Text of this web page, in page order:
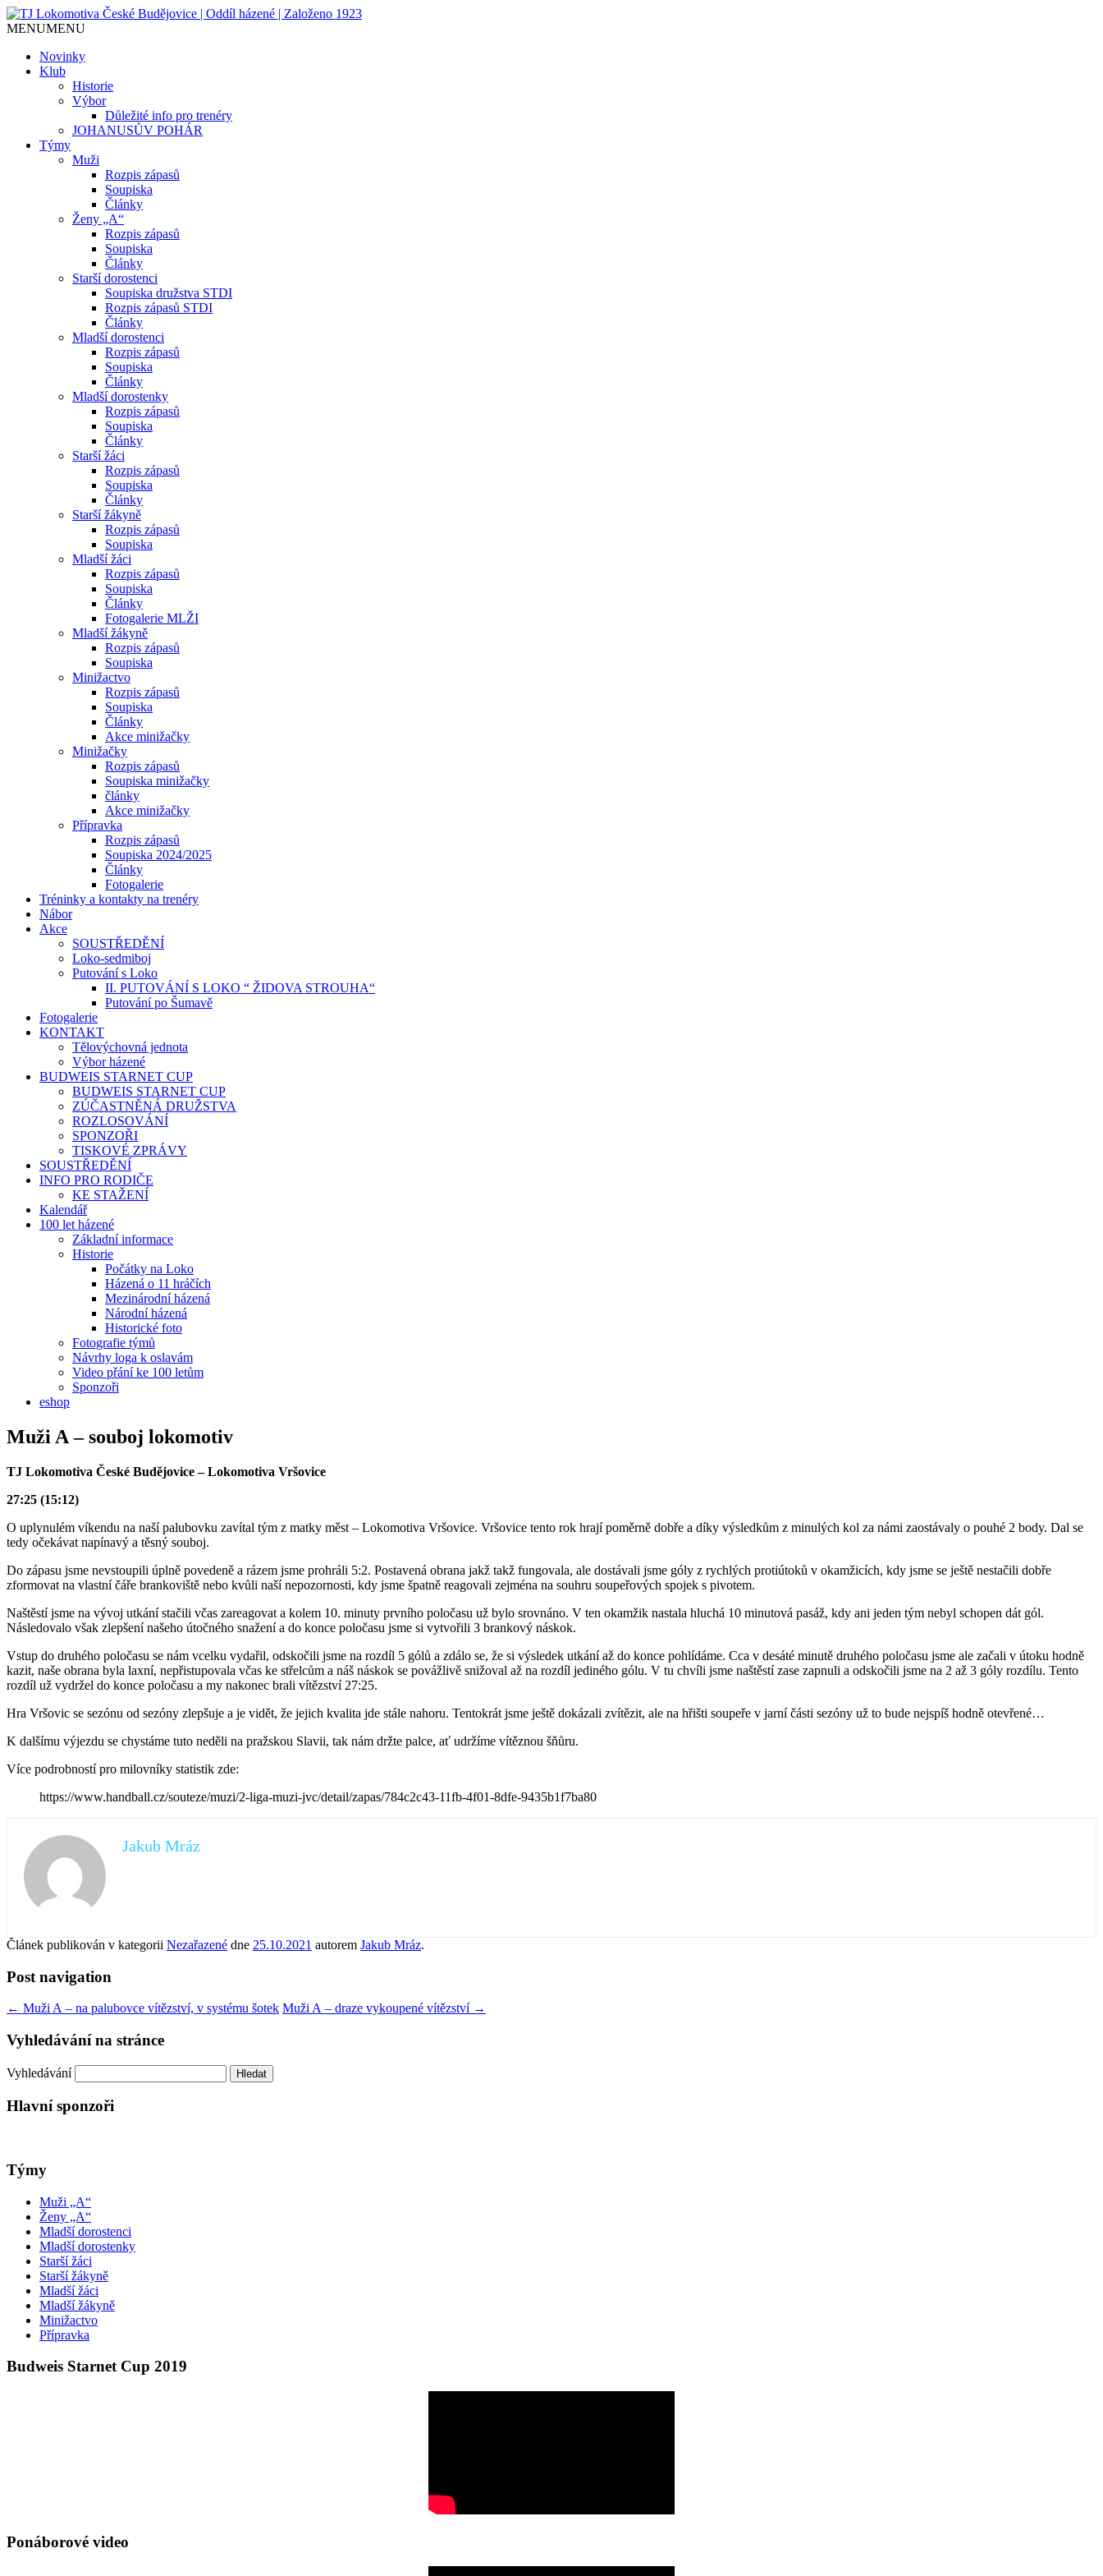
TJ Lokomotiva České Budějovice | Oddíl házené | Založeno 1923
Jediný házenkářský klub v Českých Budějovicích, založen 1923.
MENUMENU
Novinky
Klub
Historie
Výbor
Důležité info pro trenéry
JOHANUSŮV POHÁR
Týmy
Muži
Rozpis zápasů
Soupiska
Články
Ženy „A“
Rozpis zápasů
Soupiska
Články
Starší dorostenci
Soupiska družstva STDI
Rozpis zápasů STDI
Články
Mladší dorostenci
Rozpis zápasů
Soupiska
Články
Mladší dorostenky
Rozpis zápasů
Soupiska
Články
Starší žáci
Rozpis zápasů
Soupiska
Články
Starší žákyně
Rozpis zápasů
Soupiska
Mladší žáci
Rozpis zápasů
Soupiska
Články
Fotogalerie MLŽI
Mladší žákyně
Rozpis zápasů
Soupiska
Minižactvo
Rozpis zápasů
Soupiska
Články
Akce minižačky
Minižačky
Rozpis zápasů
Soupiska minižačky
články
Akce minižačky
Přípravka
Rozpis zápasů
Soupiska 2024/2025
Články
Fotogalerie
Tréninky a kontakty na trenéry
Nábor
Akce
SOUSTŘEDĚNÍ
Loko-sedmiboj
Putování s Loko
II. PUTOVÁNÍ S LOKO “ ŽIDOVA STROUHA“
Putování po Šumavě
Fotogalerie
KONTAKT
Tělovýchovná jednota
Výbor házené
BUDWEIS STARNET CUP
BUDWEIS STARNET CUP
ZÚČASTNĚNÁ DRUŽSTVA
ROZLOSOVÁNÍ
SPONZOŘI
TISKOVÉ ZPRÁVY
SOUSTŘEDĚNÍ
INFO PRO RODIČE
KE STAŽENÍ
Kalendář
100 let házené
Základní informace
Historie
Počátky na Loko
Házená o 11 hráčích
Mezinárodní házená
Národní házená
Historické foto
Fotografie týmů
Návrhy loga k oslavám
Video přání ke 100 letům
Sponzoři
eshop
Muži A – souboj lokomotiv
TJ Lokomotiva České Budějovice – Lokomotiva Vršovice
27:25 (15:12)
O uplynulém víkendu na naší palubovku zavítal tým z matky měst – Lokomotiva Vršovice. Vršovice tento rok hrají poměrně dobře a díky výsledkům z minulých kol za námi zaostávaly o pouhé 2 body. Dal se
tedy očekávat napínavý a těsný souboj.
Do zápasu jsme nevstoupili úplně povedeně a rázem jsme prohráli 5:2. Postavená obrana jakž takž fungovala, ale dostávali jsme góly z rychlých protiútoků v okamžicích, kdy jsme se ještě nestačili dobře
zformovat na vlastní čáře brankoviště nebo kvůli naší nepozornosti, kdy jsme špatně reagovali zejména na souhru soupeřových spojek s pivotem.
Naštěstí jsme na vývoj utkání stačili včas zareagovat a kolem 10. minuty prvního poločasu už bylo srovnáno. V ten okamžik nastala hluchá 10 minutová pasáž, kdy ani jeden tým nebyl schopen dát gól.
Následovalo však zlepšení našeho útočného snažení a do konce poločasu jsme si vytvořili 3 brankový náskok.
Vstup do druhého poločasu se nám vcelku vydařil, odskočili jsme na rozdíl 5 gólů a zdálo se, že si výsledek utkání až do konce pohlídáme. Cca v desáté minutě druhého poločasu jsme ale začali v útoku hodně
kazit, naše obrana byla laxní, nepřistupovala včas ke střelcům a náš náskok se povážlivě snižoval až na rozdíl jediného gólu. V tu chvíli jsme naštěstí zase zapnuli a odskočili jsme na 2 až 3 góly rozdílu. Tento
rozdíl už vydržel do konce poločasu a my nakonec brali vítězství 27:25.
Hra Vršovic se sezónu od sezóny zlepšuje a je vidět, že jejich kvalita jde stále nahoru. Tentokrát jsme ještě dokázali zvítězit, ale na hřišti soupeře v jarní části sezóny už to bude nejspíš hodně otevřené…
K dalšímu výjezdu se chystáme tuto neděli na pražskou Slavii, tak nám držte palce, ať udržíme vítěznou šňůru.
Více podrobností pro milovníky statistik zde:
https://www.handball.cz/souteze/muzi/2-liga-muzi-jvc/detail/zapas/784c2c43-11fb-4f01-8dfe-9435b1f7ba80
Jakub Mráz
Článek publikován v kategorii Nezařazené dne 25.10.2021 autorem Jakub Mráz.
Post navigation
← Muži A – na palubovce vítězství, v systému šotek Muži A – draze vykoupené vítězství →
Vyhledávání na stránce
Vyhledávání
Hlavní sponzoři
Týmy
Muži „A“
Ženy „A“
Mladší dorostenci
Mladší dorostenky
Starší žáci
Starší žákyně
Mladší žáci
Mladší žákyně
Minižactvo
Přípravka
Budweis Starnet Cup 2019
Ponáborové video